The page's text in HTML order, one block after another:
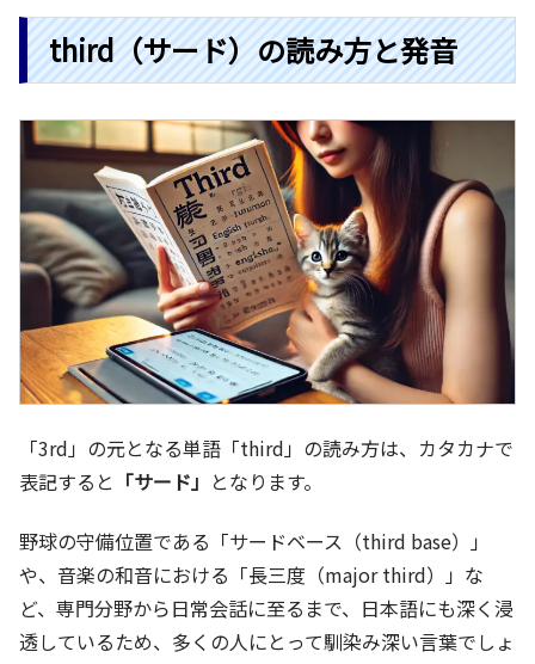
third（サード）の読み方と発音
「3rd」の元となる単語「third」の読み方は、カタカナで
表記すると 「サード」 となります。
野球の守備位置である「サードベース（third base）」
や、音楽の和音における「長三度（major third）」な
ど、専門分野から日常会話に至るまで、日本語にも深く浸
透しているため、多くの人にとって馴染み深い言葉でしょ